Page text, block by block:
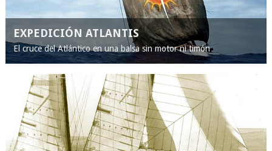
EXPEDICIÓN ATLANTIS
El cruce del Atlántico en una balsa sin motor ni timón